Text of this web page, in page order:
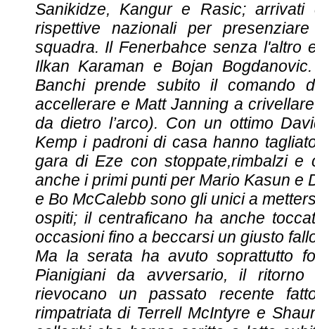
Sanikidze, Kangur e Rasic;
rispettive nazionali per
squadra. Il Fenerbahce senza l'altro
Ilkan Karaman e Bojan
Banchi prende subito il comando
accellerare e Matt Janning a
da dietro l’arco). Con un ottimo
Kemp i padroni di casa hanno
gara di Eze con stoppate,rimbalzi e
anche i primi punti per Mario Kasun e
e Bo McCalebb sono gli unici a
ospiti; il centraficano ha anche
occasioni fino a beccarsi un giusto
Ma la serata ha avuto soprattutto
Pianigiani da avversario, il
rievocano un passato recente
rimpatriata di Terrell McIntyre e